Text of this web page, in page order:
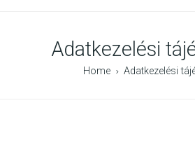
Adatkezelési
Home Adatkezelési